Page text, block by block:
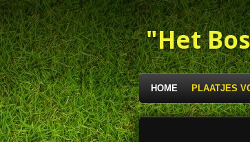
Ga
direct
naar
de
hoofdinhoud
"Het
HOME PLAATJES